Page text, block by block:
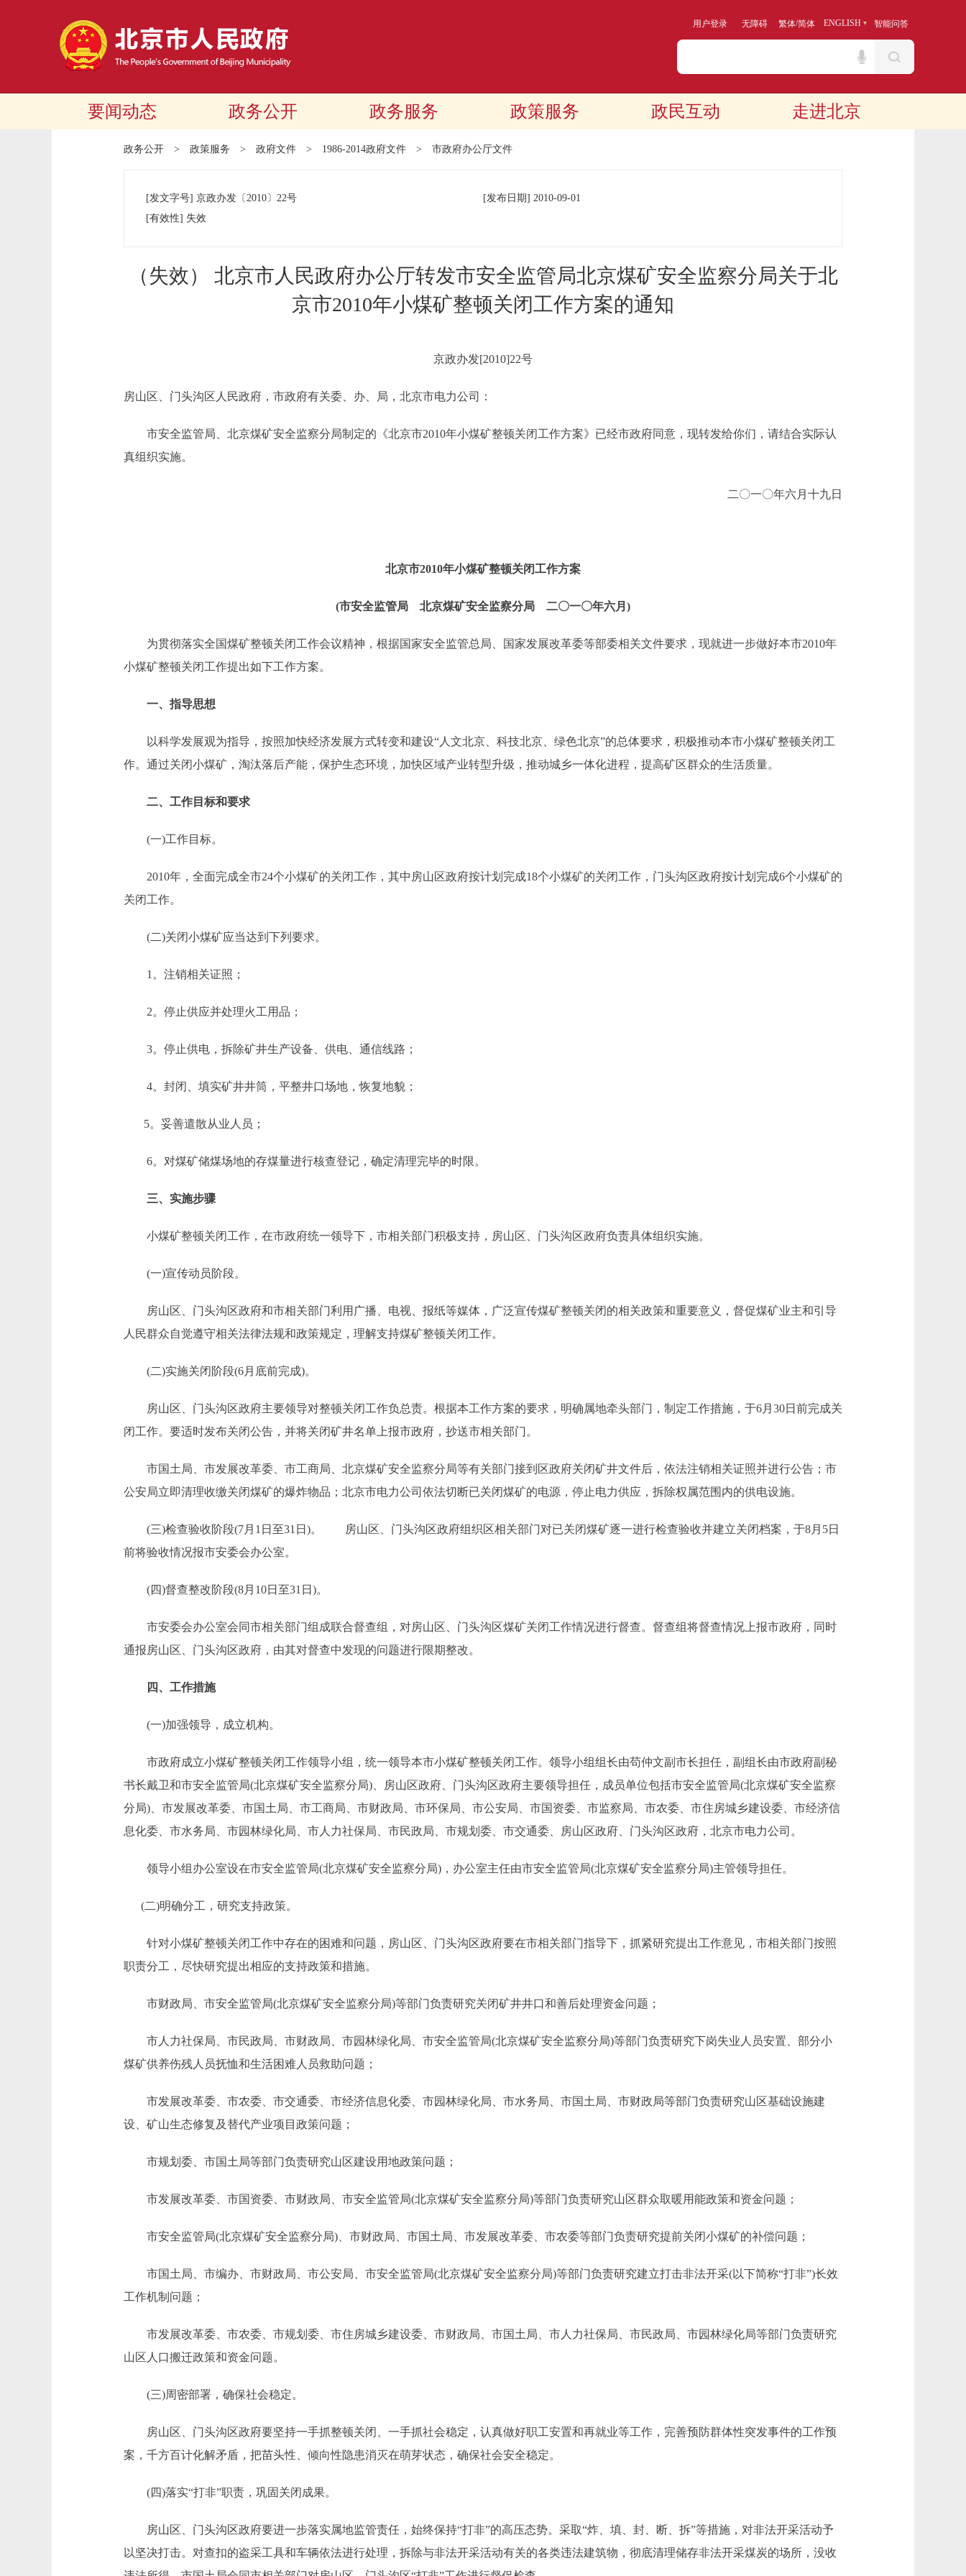
用户登录 无障碍 繁体/简体 ENGLISH 智能问答
要闻动态 政务公开 政务服务 政策服务 政民互动 走进北京
政务公开 > 政策服务 > 政府文件 > 1986-2014政府文件 > 市政府办公厅文件
[发文字号] 京政办发 〔2010〕 22号 [发布日期] 2010-09-01
[有效性] 失效
（失效） 北京市人民政府办公厅转发市安全监管局北京煤矿安全监察分局关于北
京市2010年小煤矿整顿关闭工作方案的通知
京政办发[2010]22号
房山区、门头沟区人民政府，市政府有关委、办、局，北京市电力公司：
市安全监管局、北京煤矿安全监察分局制定的《北京市2010年小煤矿整顿关闭工作方案》已经市政府同意，现转发给你们，请结合实际认
真组织实施。
二〇一〇年六月十九日
北京市2010年小煤矿整顿关闭工作方案
(市安全监管局 北京煤矿安全监察分局 二〇一〇年六月)
为贯彻落实全国煤矿整顿关闭工作会议精神，根据国家安全监管总局、国家发展改革委等部委相关文件要求，现就进一步做好本市2010年
小煤矿整顿关闭工作提出如下工作方案。
一、指导思想
以科学发展观为指导，按照加快经济发展方式转变和建设“人文北京、科技北京、绿色北京”的总体要求，积极推动本市小煤矿整顿关闭工
作。通过关闭小煤矿，淘汰落后产能，保护生态环境，加快区域产业转型升级，推动城乡一体化进程，提高矿区群众的生活质量。
二、工作目标和要求
(一)工作目标。
2010年，全面完成全市24个小煤矿的关闭工作，其中房山区政府按计划完成18个小煤矿的关闭工作，门头沟区政府按计划完成6个小煤矿的
关闭工作。
(二)关闭小煤矿应当达到下列要求。
1。注销相关证照；
2。停止供应并处理火工用品；
3。停止供电，拆除矿井生产设备、供电、通信线路；
4。封闭、填实矿井井筒，平整井口场地，恢复地貌；
5。妥善遣散从业人员；
6。对煤矿储煤场地的存煤量进行核查登记，确定清理完毕的时限。
三、实施步骤
小煤矿整顿关闭工作，在市政府统一领导下，市相关部门积极支持，房山区、门头沟区政府负责具体组织实施。
(一)宣传动员阶段。
房山区、门头沟区政府和市相关部门利用广播、电视、报纸等媒体，广泛宣传煤矿整顿关闭的相关政策和重要意义，督促煤矿业主和引导
人民群众自觉遵守相关法律法规和政策规定，理解支持煤矿整顿关闭工作。
(二)实施关闭阶段(6月底前完成)。
房山区、门头沟区政府主要领导对整顿关闭工作负总责。根据本工作方案的要求，明确属地牵头部门，制定工作措施，于6月30日前完成关
闭工作。要适时发布关闭公告，并将关闭矿井名单上报市政府，抄送市相关部门。
市国土局、市发展改革委、市工商局、北京煤矿安全监察分局等有关部门接到区政府关闭矿井文件后，依法注销相关证照并进行公告；市
公安局立即清理收缴关闭煤矿的爆炸物品；北京市电力公司依法切断已关闭煤矿的电源，停止电力供应，拆除权属范围内的供电设施。
(三)检查验收阶段(7月1日至31日)。 房山区、门头沟区政府组织区相关部门对已关闭煤矿逐一进行检查验收并建立关闭档案，于8月5日
前将验收情况报市安委会办公室。
(四)督查整改阶段(8月10日至31日)。
市安委会办公室会同市相关部门组成联合督查组，对房山区、门头沟区煤矿关闭工作情况进行督查。督查组将督查情况上报市政府，同时
通报房山区、门头沟区政府，由其对督查中发现的问题进行限期整改。
四、工作措施
(一)加强领导，成立机构。
市政府成立小煤矿整顿关闭工作领导小组，统一领导本市小煤矿整顿关闭工作。领导小组组长由苟仲文副市长担任，副组长由市政府副秘
书长戴卫和市安全监管局(北京煤矿安全监察分局)、房山区政府、门头沟区政府主要领导担任，成员单位包括市安全监管局(北京煤矿安全监察
分局)、市发展改革委、市国土局、市工商局、市财政局、市环保局、市公安局、市国资委、市监察局、市农委、市住房城乡建设委、市经济信
息化委、市水务局、市园林绿化局、市人力社保局、市民政局、市规划委、市交通委、房山区政府、门头沟区政府，北京市电力公司。
领导小组办公室设在市安全监管局(北京煤矿安全监察分局)，办公室主任由市安全监管局(北京煤矿安全监察分局)主管领导担任。
(二)明确分工，研究支持政策。
针对小煤矿整顿关闭工作中存在的困难和问题，房山区、门头沟区政府要在市相关部门指导下，抓紧研究提出工作意见，市相关部门按照
职责分工，尽快研究提出相应的支持政策和措施。
市财政局、市安全监管局(北京煤矿安全监察分局)等部门负责研究关闭矿井井口和善后处理资金问题；
市人力社保局、市民政局、市财政局、市园林绿化局、市安全监管局(北京煤矿安全监察分局)等部门负责研究下岗失业人员安置、部分小
煤矿供养伤残人员抚恤和生活困难人员救助问题；
市发展改革委、市农委、市交通委、市经济信息化委、市园林绿化局、市水务局、市国土局、市财政局等部门负责研究山区基础设施建
设、矿山生态修复及替代产业项目政策问题；
市规划委、市国土局等部门负责研究山区建设用地政策问题；
市发展改革委、市国资委、市财政局、市安全监管局(北京煤矿安全监察分局)等部门负责研究山区群众取暖用能政策和资金问题；
市安全监管局(北京煤矿安全监察分局)、市财政局、市国土局、市发展改革委、市农委等部门负责研究提前关闭小煤矿的补偿问题；
市国土局、市编办、市财政局、市公安局、市安全监管局(北京煤矿安全监察分局)等部门负责研究建立打击非法开采(以下简称“打非”)长效
工作机制问题；
市发展改革委、市农委、市规划委、市住房城乡建设委、市财政局、市国土局、市人力社保局、市民政局、市园林绿化局等部门负责研究
山区人口搬迁政策和资金问题。
(三)周密部署，确保社会稳定。
房山区、门头沟区政府要坚持一手抓整顿关闭、一手抓社会稳定，认真做好职工安置和再就业等工作，完善预防群体性突发事件的工作预
案，千方百计化解矛盾，把苗头性、倾向性隐患消灭在萌芽状态，确保社会安全稳定。
(四)落实“打非”职责，巩固关闭成果。
房山区、门头沟区政府要进一步落实属地监管责任，始终保持“打非”的高压态势。采取“炸、填、封、断、拆”等措施，对非法开采活动予
以坚决打击。对查扣的盗采工具和车辆依法进行处理，拆除与非法开采活动有关的各类违法建筑物，彻底清理储存非法开采煤炭的场所，没收